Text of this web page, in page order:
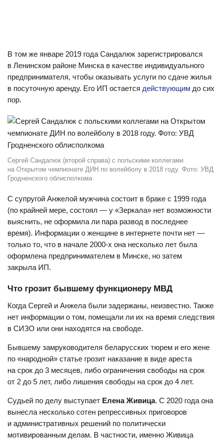
В том же январе 2019 года Сандалюк зарегистрировался
в Ленинском районе Минска в качестве индивидуального
предпринимателя, чтобы оказывать услуги по сдаче жилья
в посуточную аренду. Его ИП остается действующим до сих
пор.
Сергей Сандалюк (второй справа) с польскими коллегами
на Открытом чемпионате ДИН по волейболу в 2018 году. Фото: УВД
Гродненского облисполкома
С супругой Анжелой мужчина состоит в браке с 1999 года
(по крайней мере, состоял — у «Зеркала» нет возможности
выяснить, не оформила ли пара развод в последнее
время). Информации о женщине в интернете почти нет —
только то, что в начале 2000-х она несколько лет была
оформлена предпринимателем в Минске, но затем
закрыла ИП.
Что грозит бывшему функционеру МВД
Когда Сергей и Анжела были задержаны, неизвестно. Также
нет информации о том, помещали ли их на время следствия
в СИЗО или они находятся на свободе.
Бывшему замруководителя беларусских тюрем и его жене
по «народной» статье грозит наказание в виде ареста
на срок до 3 месяцев, либо ограничения свободы на срок
от 2 до 5 лет, либо лишения свободы на срок до 4 лет.
Судьей по делу выступает Елена Живица. С 2020 года она
вынесла несколько сотен репрессивных приговоров
и административных решений по политически
мотивированным делам. В частности, именно Живица